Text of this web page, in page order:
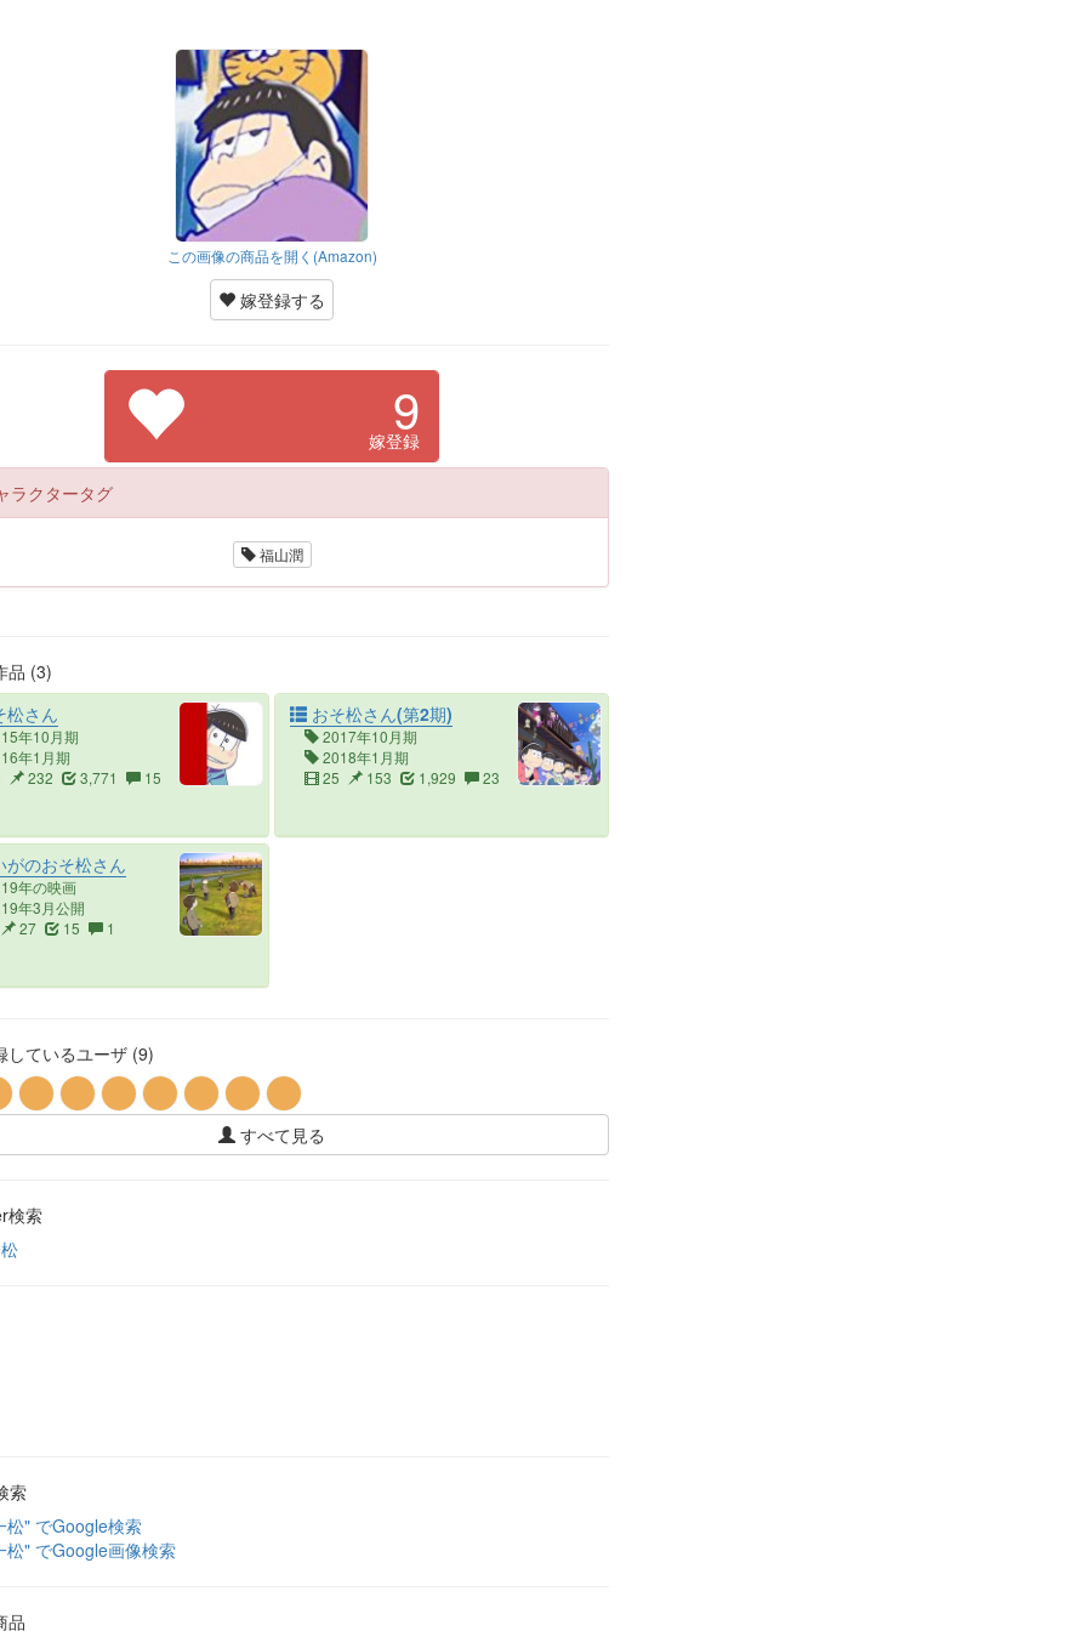
この画像の商品を開く(Amazon)
嫁登録する
9
嫁登録
ラクタータグ
福山潤
品 (3)
さん
年10月期
年1月期
232 3,771 15
おそ松さん(第2期)
2017年10月期
2018年1月期
25
153 1,929 23
のおそ松さん
年の映画
年3月公開
27
15 1
ているユーザ (9)
すべて見る
検索
索
松" でGoogle検索
松" でGoogle画像検索
品